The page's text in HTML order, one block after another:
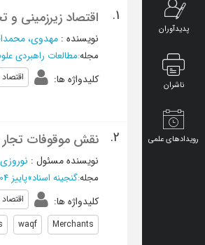
پدیدآوران
ناشران
رویدادهای علمی
1. اقتصاد زیرزمینی و
نویسنده : مهدوي،
مجله:مطالعات راهبردی
کلیدواژه ها: اقتصاد
2. نقش موقوفات تجار
نویسنده مسئول :
مجله:گنجینه اسناد»پاییز 1404 - شماره 139
کلیدواژه ها:
Merchants
waqf